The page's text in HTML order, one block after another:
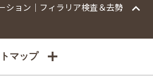
ション｜フィラリア検査＆去勢
マップ